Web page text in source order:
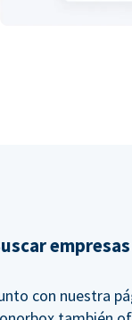
con nuestra